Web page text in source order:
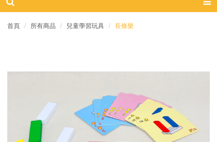
首頁 所有商品 兒童學習玩具 長條樂